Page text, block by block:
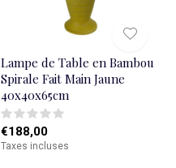
Lampe de Table en Bambou
Spirale Fait Main Jaune
40x40x65cm
€188,00
Taxes incluses